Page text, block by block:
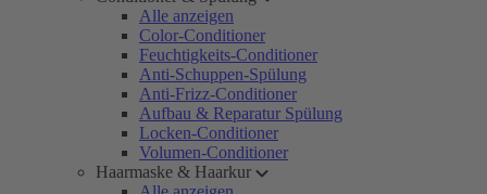
Alle anzeigen
Color-Conditioner
Feuchtigkeits-Conditioner
Anti-Schuppen-Spülung
Anti-Frizz-Conditioner
Aufbau & Reparatur Spülung
Locken-Conditioner
Volumen-Conditioner
Haarmaske & Haarkur